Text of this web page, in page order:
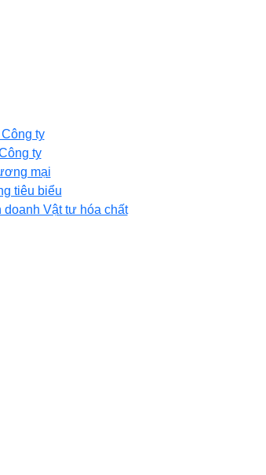
ty
ty
mại
tiêu biểu
doanh Vật tư hóa chất